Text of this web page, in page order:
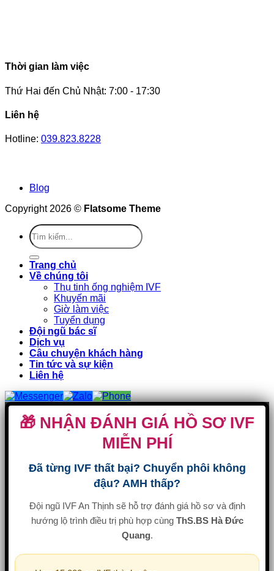
Thời gian làm việc
Thứ Hai đến Chủ Nhật: 7:00 - 17:30
Liên hệ
Hotline: 039.823.8228
Blog
Copyright 2026 © Flatsome Theme
Trang chủ
Về chúng tôi
Thụ tinh ống nghiệm IVF
Khuyến mãi
Giờ làm việc
Tuyển dụng
Đội ngũ bác sĩ
Dịch vụ
Câu chuyện khách hàng
Tin tức và sự kiện
Liên hệ
🎁 NHẬN ĐÁNH GIÁ HỒ SƠ IVF
MIỄN PHÍ
Đã từng IVF thất bại? Chuyển phôi không
đậu? AMH thấp?
Đội ngũ IVF An Thịnh sẽ hỗ trợ đánh giá hồ sơ và định
hướng lộ trình điều trị phù hợp cùng ThS.BS Hà Đức
Quang.